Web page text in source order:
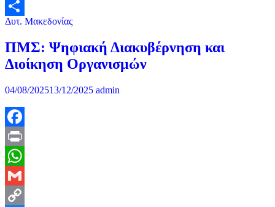
Μοιραστείτε
Δυτ. Μακεδονίας
ΠΜΣ: Ψηφιακή Διακυβέρνηση και
Διοίκηση Οργανισμών
04/08/202513/12/2025 admin
Facebook
Print
WhatsApp
Gmail